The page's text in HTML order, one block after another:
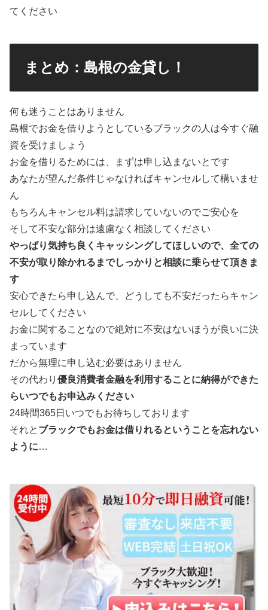
てください
まとめ：島根の金貸し！
何も迷うことはありません
島根でお金を借りようとしているブラックの人は今すぐ融
資を受けましょう
お金を借りるためには、まずは申し込まないとです
あなたが望んだ条件じゃなければキャンセルして構いませ
ん
もちろんキャンセル料は請求していないのでご安心を
そして不安な部分は遠慮なく相談してください
やっぱり気持ち良くキャッシングしてほしいので、全ての
不安が取り除かれるまでしっかりと相談に乗らせて頂きま
す
安心できたら申し込んで、どうしても不安だったらキャン
セルしてください
お金に関することなので絶対に不安はないほうが良いに決
まっています
だから無理に申し込む必要はありません
その代わり 優良消費者金融を利用することに納得ができた
らいつでもお申込みください
24時間365日いつでもお待ちしております
それと ブラックでもお金は借りれるということを忘れない
ように…